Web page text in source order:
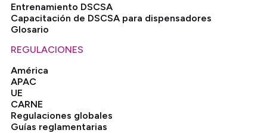
Entrenamiento DSCSA
Capacitación de DSCSA para dispensadores
Glosario
REGULACIONES
América
APAC
UE
CARNE
Regulaciones globales
Guías reglamentarias